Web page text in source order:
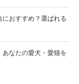
におすすめ？選ばれる
なたの愛犬・愛猫を